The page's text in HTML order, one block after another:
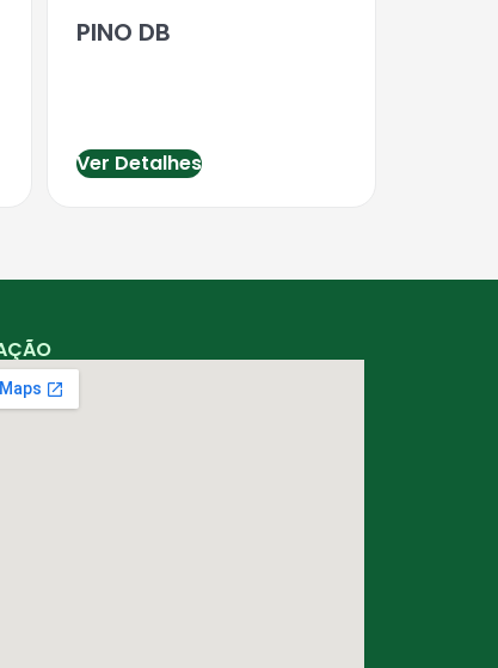
PINO DB
Ver Detalhes